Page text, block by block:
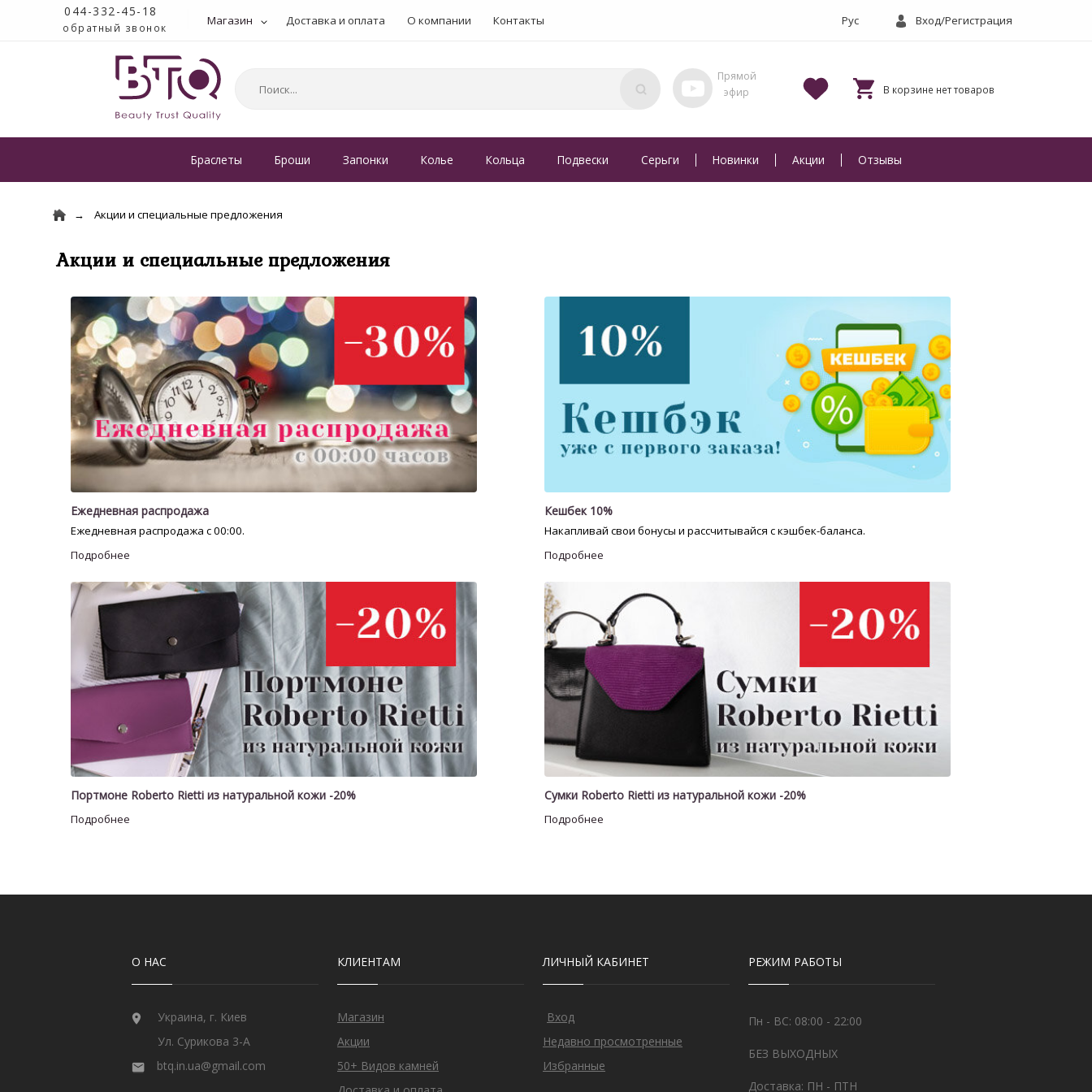
044-332-45-18
обратный звонок Магазин Доставка и оплата О компании Контакты Вход/Регистрация
Браслеты Броши Запонки Колье Кольца Подвески Серьги Новинки Акции Отзывы
Акции и специальные предложения
Акции и специальные предложения
Ежедневная распродажа
Ежедневная распродажа с 00:00.
Кешбек 10%
Накапливай свои бонусы и рассчитывайся с кэшбек-баланса.
Портмоне Roberto Rietti из натуральной кожи -20% Сумки Roberto Rietti из натуральной кожи -20%
О НАС
Украина, г. Киев
Ул. Сурикова 3-А
btq.in.ua@gmail.com
КЛИЕНТАМ
Магазин
Акции
50+ Видов камней
ЛИЧНЫЙ КАБИНЕТ
Вход
Недавно просмотренные
Избранные
РЕЖИМ РАБОТЫ
Пн - ВС: 08:00 - 22:00
БЕЗ ВЫХОДНЫХ
Доставка: ПН - ПТН